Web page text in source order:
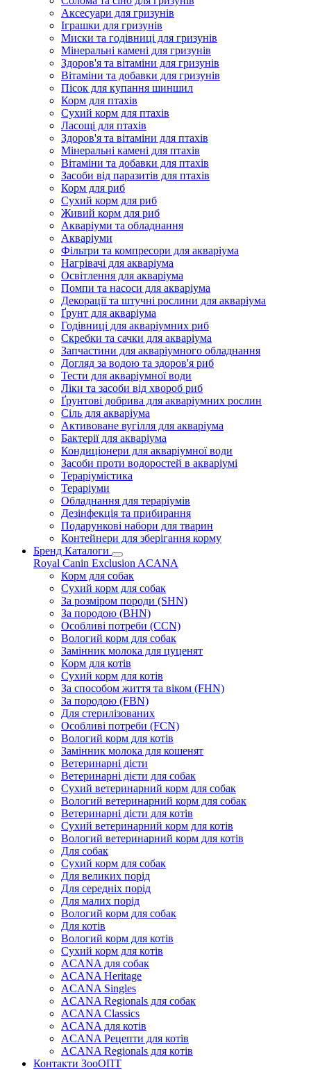
Аксесуари для гризунів
Іграшки для гризунів
Миски та годівниці для гризунів
Мінеральні камені для гризунів
Здоров'я та вітаміни для гризунів
Вітаміни та добавки для гризунів
Пісок для купання шиншил
Корм для птахів
Сухий корм для птахів
Ласощі для птахів
Здоров'я та вітаміни для птахів
Мінеральні камені для птахів
Вітаміни та добавки для птахів
Засоби від паразитів для птахів
Корм для риб
Сухий корм для риб
Живий корм для риб
Акваріуми та обладнання
Акваріуми
Фільтри та компресори для акваріума
Нагрівачі для акваріума
Освітлення для акваріума
Помпи та насоси для акваріума
Декорації та штучні рослини для акваріума
Ґрунт для акваріума
Годівниці для акваріумних риб
Скребки та сачки для акваріума
Запчастини для акваріумного обладнання
Догляд за водою та здоров'я риб
Тести для акваріумної води
Ліки та засоби від хвороб риб
Ґрунтові добрива для акваріумних рослин
Сіль для акваріума
Активоване вугілля для акваріума
Бактерії для акваріума
Кондиціонери для акваріумної води
Засоби проти водоростей в акваріумі
Тераріумістика
Тераріуми
Обладнання для тераріумів
Дезінфекція та прибирання
Подарункові набори для тварин
Контейнери для зберігання корму
Бренд Каталоги
Royal Canin Exclusion ACANA
Корм для собак
Сухий корм для собак
За розміром породи (SHN)
За породою (BHN)
Особливі потреби (CCN)
Вологий корм для собак
Замінник молока для цуценят
Корм для котів
Сухий корм для котів
За способом життя та віком (FHN)
За породою (FBN)
Для стерилізованих
Особливі потреби (FCN)
Вологий корм для котів
Замінник молока для кошенят
Ветеринарні дієти
Ветеринарні дієти для собак
Сухий ветеринарний корм для собак
Вологий ветеринарний корм для собак
Ветеринарні дієти для котів
Сухий ветеринарний корм для котів
Вологий ветеринарний корм для котів
Для собак
Сухий корм для собак
Для великих порід
Для середніх порід
Для малих порід
Вологий корм для собак
Для котів
Вологий корм для котів
Сухий корм для котів
ACANA для собак
ACANA Heritage
ACANA Singles
ACANA Regionals для собак
ACANA Classics
ACANA для котів
ACANA Рецепти для котів
ACANA Regionals для котів
Контакти ЗооОПТ